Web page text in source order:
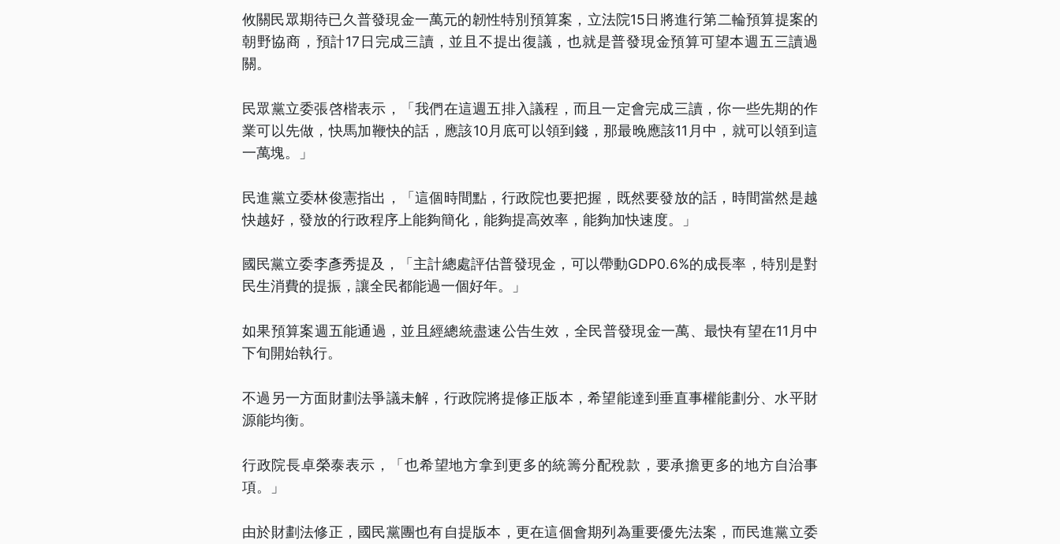
攸關民眾期待已久普發現金一萬元的韌性特別預算案，立法院15日將進行第二輪預算提案的
朝野協商，預計17日完成三讀，並且不提出復議，也就是普發現金預算可望本週五三讀過
關。
民眾黨立委張啓楷表示，「我們在這週五排入議程，而且一定會完成三讀，你一些先期的作
業可以先做，快馬加鞭快的話，應該10月底可以領到錢，那最晚應該11月中，就可以領到這
一萬塊。」
民進黨立委林俊憲指出，「這個時間點，行政院也要把握，既然要發放的話，時間當然是越
快越好，發放的行政程序上能夠簡化，能夠提高效率，能夠加快速度。」
國民黨立委李彥秀提及，「主計總處評估普發現金，可以帶動GDP0.6%的成長率，特別是對
民生消費的提振，讓全民都能過一個好年。」
如果預算案週五能通過，並且經總統盡速公告生效，全民普發現金一萬、最快有望在11月中
下旬開始執行。
不過另一方面財劃法爭議未解，行政院將提修正版本，希望能達到垂直事權能劃分、水平財
源能均衡。
行政院長卓榮泰表示，「也希望地方拿到更多的統籌分配稅款，要承擔更多的地方自治事
項。」
由於財劃法修正，國民黨團也有自提版本，更在這個會期列為重要優先法案，而民進黨立委